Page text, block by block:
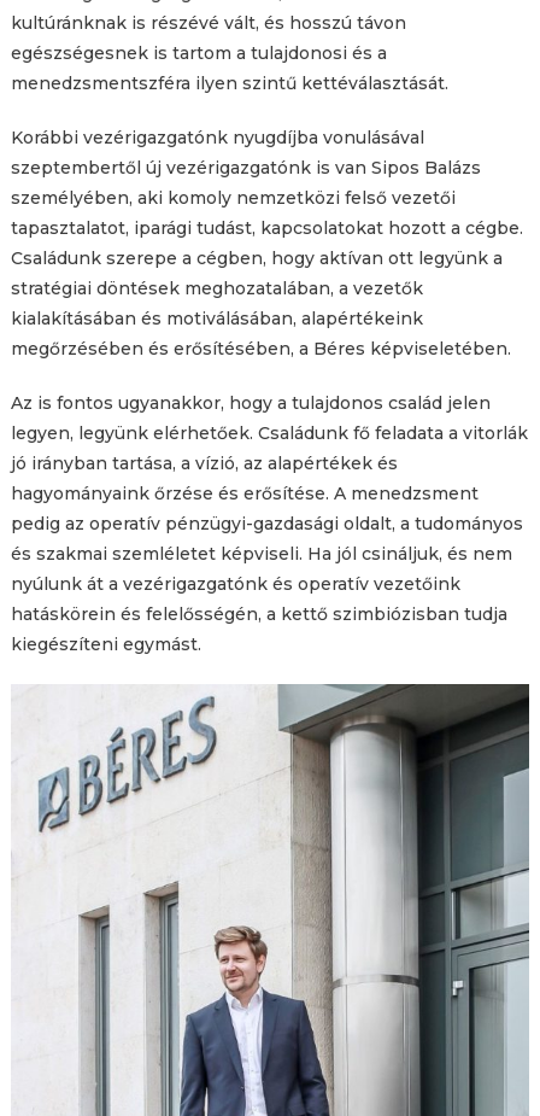
kultúránknak is részévé vált, és hosszú távon
egészségesnek is tartom a tulajdonosi és a
menedzsmentszféra ilyen szintű kettéválasztását.
Korábbi vezérigazgatónk nyugdíjba vonulásával
szeptembertől új vezérigazgatónk is van Sipos Balázs
személyében, aki komoly nemzetközi felső vezetői
tapasztalatot, iparági tudást, kapcsolatokat hozott a cégbe.
Családunk szerepe a cégben, hogy aktívan ott legyünk a
stratégiai döntések meghozatalában, a vezetők
kialakításában és motiválásában, alapértékeink
megőrzésében és erősítésében, a Béres képviseletében.
Az is fontos ugyanakkor, hogy a tulajdonos család jelen
legyen, legyünk elérhetőek. Családunk fő feladata a vitorlák
jó irányban tartása, a vízió, az alapértékek és
hagyományaink őrzése és erősítése. A menedzsment
pedig az operatív pénzügyi-gazdasági oldalt, a tudományos
és szakmai szemléletet képviseli. Ha jól csináljuk, és nem
nyúlunk át a vezérigazgatónk és operatív vezetőink
hatáskörein és felelősségén, a kettő szimbiózisban tudja
kiegészíteni egymást.